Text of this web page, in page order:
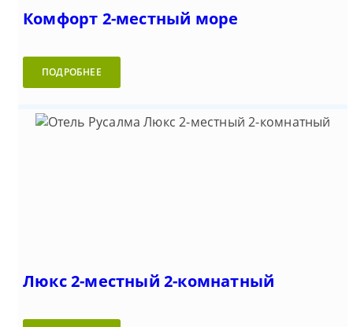
Комфорт 2-местный море
ПОДРОБНЕЕ
Люкс 2-местный 2-комнатный